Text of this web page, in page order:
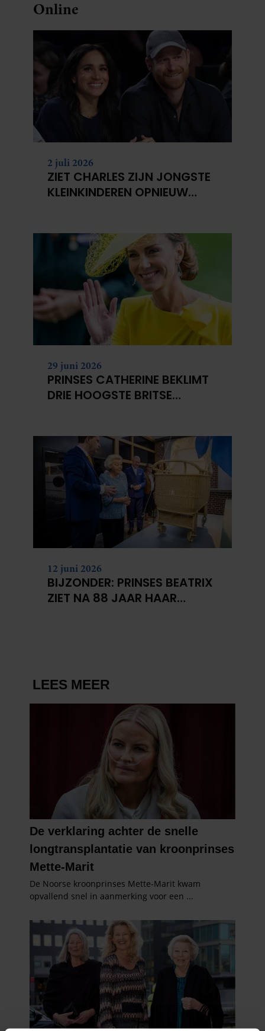
Online
2 juli 2026
ZIET CHARLES ZIJN JONGSTE
KLEINKINDEREN OPNIEUW
29 juni 2026
PRINSES CATHERINE BEKLIMT
DRIE HOOGSTE BRITSE
12 juni 2026
BIJZONDER: PRINSES BEATRIX
ZIET NA 88 JAAR HAAR